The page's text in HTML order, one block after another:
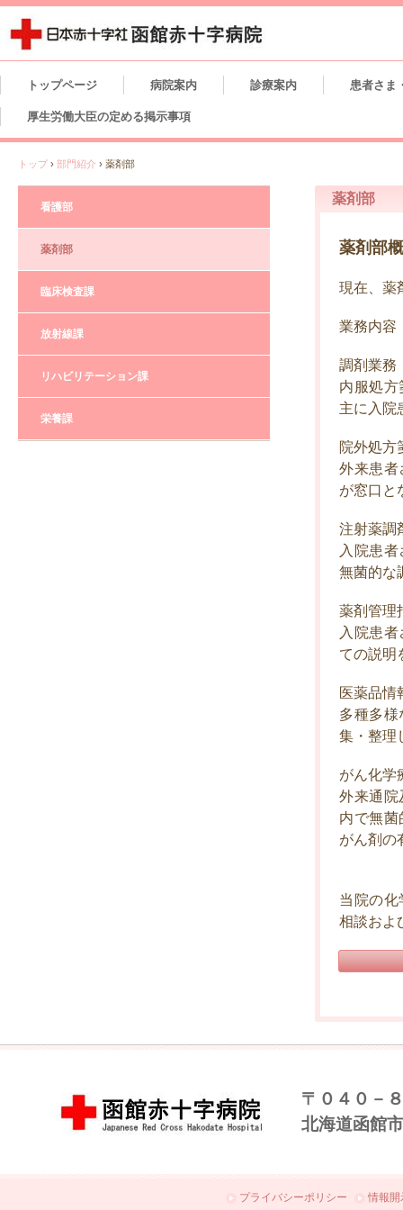
トップページ 病院案内 診療案内 患者さま
厚生労働大臣の定める掲示事項
トップ › 部門紹介 › 薬剤部
薬剤部
薬剤部
現在、薬
業務内容
調剤業務
内服処方
主に入院
院外処方
外来患者
が窓口と
注射薬調
入院患
無菌的な
薬剤管理
入院患
ての説明
医薬品情
多種多様
集・整理
がん化学
外来通院
内で無菌
がん剤の
当院の化
相談およ
看護部
薬剤部
臨床検査課
放射線課
リハビリテーション課
栄養課
〒０４０－
北海道函館
プライバシーポリシー 情報開